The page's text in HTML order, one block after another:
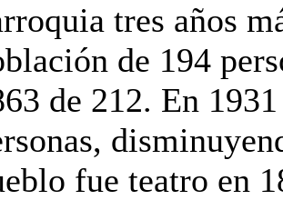
tres años
de 194
de 212. En
fue teatro en